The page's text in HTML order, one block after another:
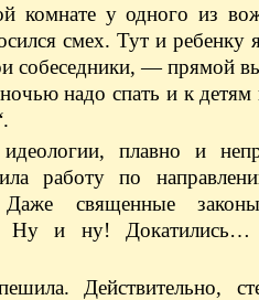
комнате у одного из
смех. Тут и ребенку
собеседники, — прямой
надо спать и к детям
плавно и
работу по
Даже священные
Ну и ну! Докатились…
Действительно,